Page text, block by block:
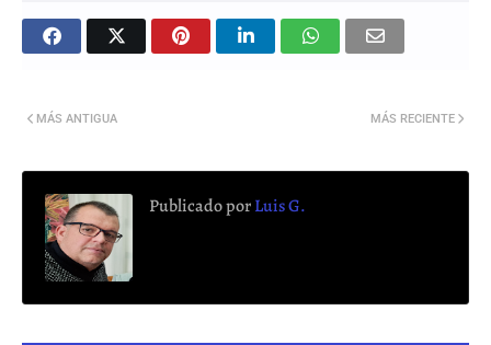
MÁS RECIENTE
MÁS ANTIGUA
Publicado porLuis G.